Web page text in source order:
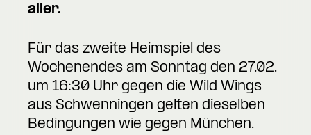
aller.
Für das zweite Heimspiel des
Wochenendes am Sonntag den 27.02.
um 16:30 Uhr gegen die Wild Wings
aus Schwenningen gelten dieselben
Bedingungen wie gegen München.